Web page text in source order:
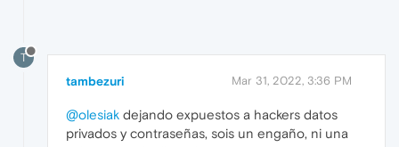
T
tambezuri Mar 31, 2022, 3:36 PM
@olesiak dejando expuestos a hackers datos
privados y contraseñas, sois un engaño, ni una